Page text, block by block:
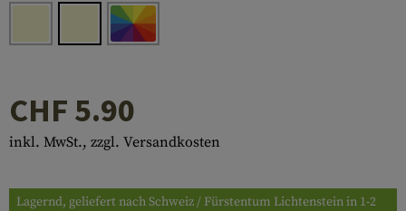
CHF 5.90
inkl. MwSt., zzgl. Versandkosten
Lagernd, geliefert nach Schweiz / Fürstentum Lichtenstein in 1-2